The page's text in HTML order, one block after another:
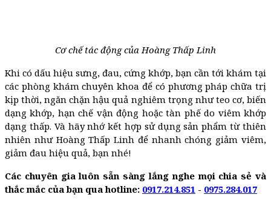
Cơ chế tác động của Hoàng Thấp Linh
Khi có dấu hiệu sưng, đau, cứng khớp, bạn cần tới khám tại
các phòng khám chuyên khoa để có phương pháp chữa trị
kịp thời, ngăn chặn hậu quả nghiêm trọng như teo cơ, biến
dạng khớp, hạn chế vận động hoặc tàn phế do viêm khớp
dạng thấp. Và hãy nhớ kết hợp sử dụng sản phẩm từ thiên
nhiên như Hoàng Thấp Linh để nhanh chóng giảm viêm,
giảm đau hiệu quả, bạn nhé!
Các chuyên gia luôn sẵn sàng lắng nghe mọi chia sẻ và
thắc mắc của bạn qua hotline: 0917.214.851 - 0975.284.017